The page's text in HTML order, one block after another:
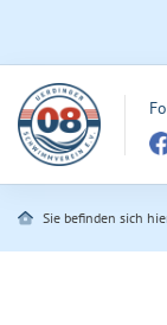
Sie befinden sich